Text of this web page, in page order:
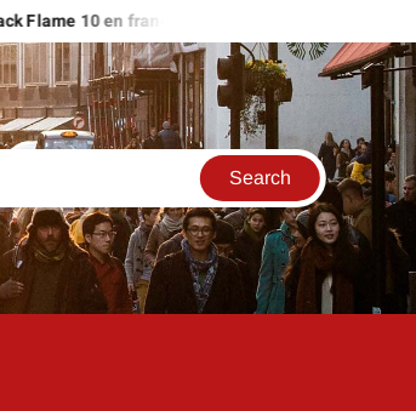
10 en français rapidement ?